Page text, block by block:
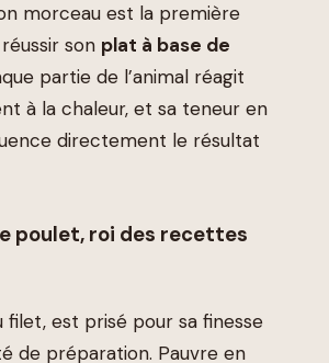
morceau est la première
son plat à base de
partie de l’animal réagit
à la chaleur, et sa teneur en
directement le résultat
poulet, roi des recettes
filet, est prisé pour sa finesse
de préparation. Pauvre en